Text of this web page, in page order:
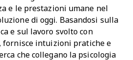
e le prestazioni umane nel
di oggi. Basandosi sulla
e sul lavoro svolto con
fornisce intuizioni pratiche e
che collegano la psicologia